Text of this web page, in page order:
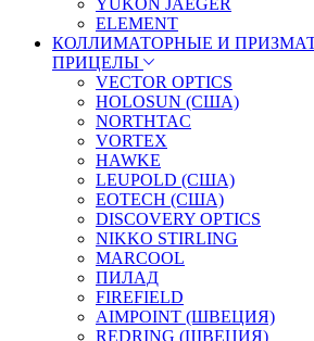
YUKON JAEGER
ELEMENT
КОЛЛИМАТОРНЫЕ И
ПРИЦЕЛЫ
VECTOR OPTICS
HOLOSUN (США)
NORTHTAC
VORTEX
HAWKE
LEUPOLD (США)
EOTECH (США)
DISCOVERY OPTICS
NIKKO STIRLING
MARCOOL
ПИЛАД
FIREFIELD
AIMPOINT (ШВЕЦИЯ)
REDRING (ШВЕЦИЯ)